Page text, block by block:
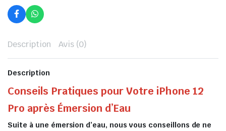
Description Avis (0)
Description
Conseils Pratiques pour Votre iPhone 12
Pro après Émersion d’Eau
Suite à une émersion d’eau, nous vous conseillons de ne